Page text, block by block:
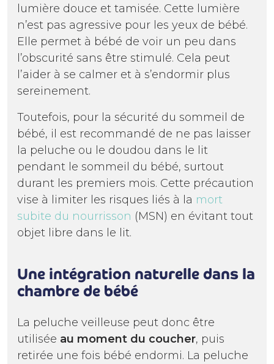
lumière douce et tamisée. Cette lumière
n’est pas agressive pour les yeux de bébé.
Elle permet à bébé de voir un peu dans
l’obscurité sans être stimulé. Cela peut
l’aider à se calmer et à s’endormir plus
sereinement.
Toutefois, pour la sécurité du sommeil de
bébé, il est recommandé de ne pas laisser
la peluche ou le doudou dans le lit
pendant le sommeil du bébé, surtout
durant les premiers mois. Cette précaution
vise à limiter les risques liés à la mort
subite du nourrisson (MSN) en évitant tout
objet libre dans le lit.
Une intégration naturelle dans la
chambre de bébé
La peluche veilleuse peut donc être
utilisée au moment du coucher, puis
retirée une fois bébé endormi. La peluche